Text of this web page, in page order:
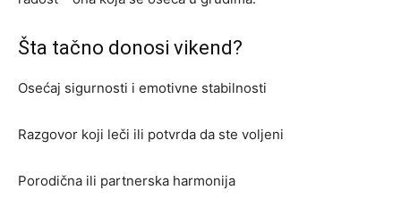
Šta tačno donosi vikend?
Osećaj sigurnosti i emotivne stabilnosti
Razgovor koji leči ili potvrda da ste voljeni
Porodična ili partnerska harmonija